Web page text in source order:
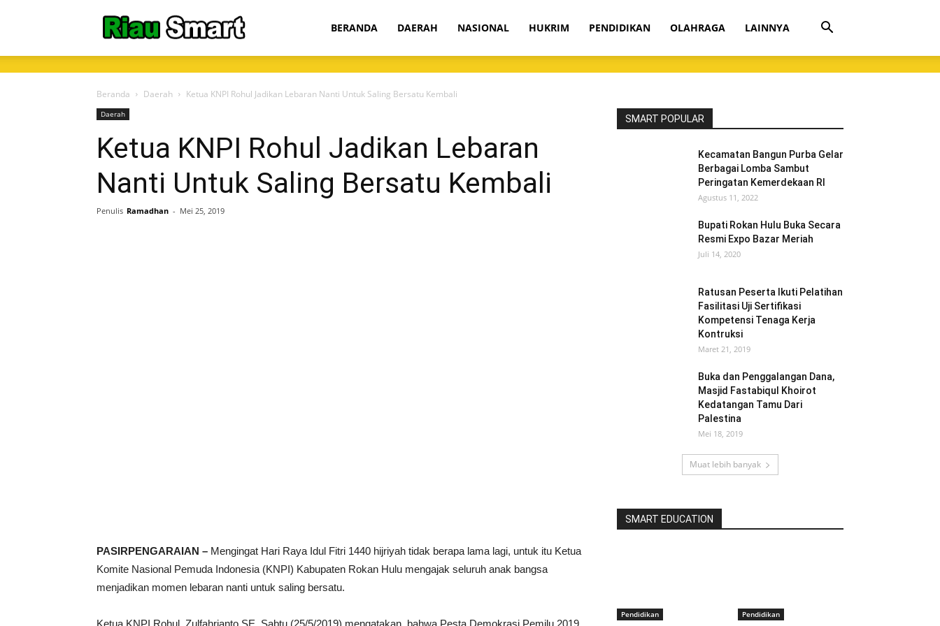
BERANDA DAERAH NASIONAL HUKRIM PENDIDIKAN OLAHRAGA LAINNYA
Beranda Daerah Ketua KNPI Rohul Jadikan Lebaran Nanti Untuk Saling Bersatu Kembali
Daerah
Ketua KNPI Rohul Jadikan Lebaran
Nanti Untuk Saling Bersatu Kembali
Penulis Ramadhan - Mei 25, 2019
PASIRPENGARAIAN – Mengingat Hari Raya Idul Fitri 1440 hijriyah tidak berapa lama lagi, untuk itu Ketua
Komite Nasional Pemuda Indonesia (KNPI) Kabupaten Rokan Hulu mengajak seluruh anak bangsa
menjadikan momen lebaran nanti untuk saling bersatu.
Ketua KNPI Rohul, Zulfahrianto SE, Sabtu (25/5/2019) mengatakan, bahwa Pesta Demokrasi Pemilu 2019
SMART POPULAR
Kecamatan Bangun Purba Gelar
Berbagai Lomba Sambut
Peringatan Kemerdekaan RI
Agustus 11, 2022
Bupati Rokan Hulu Buka Secara
Resmi Expo Bazar Meriah
Juli 14, 2020
Ratusan Peserta Ikuti Pelatihan
Fasilitasi Uji Sertifikasi
Kompetensi Tenaga Kerja
Kontruksi
Maret 21, 2019
Buka dan Penggalangan Dana,
Masjid Fastabiqul Khoirot
Kedatangan Tamu Dari
Palestina
Mei 18, 2019
Muat lebih banyak
SMART EDUCATION
Pendidikan Pendidikan